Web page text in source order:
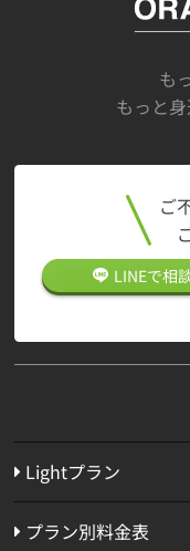
も
もっと
ご
LINEで相
Lightプラン
プラン別料金表